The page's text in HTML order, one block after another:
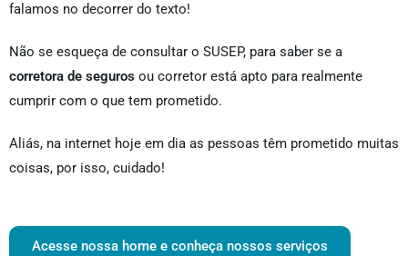
falamos no decorrer do texto!
Não se esqueça de consultar o SUSEP, para saber se a
corretora de seguros ou corretor está apto para realmente
cumprir com o que tem prometido.
Aliás, na internet hoje em dia as pessoas têm prometido muitas
coisas, por isso, cuidado!
Acesse nossa home e conheça nossos serviços